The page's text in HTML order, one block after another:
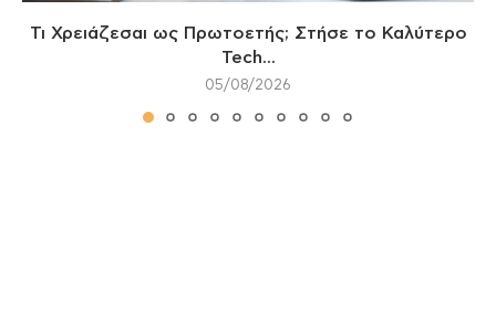
Τι Χρειάζεσαι ως Πρωτοετής; Στήσε το Καλύτερο
Tech...
05/08/2026